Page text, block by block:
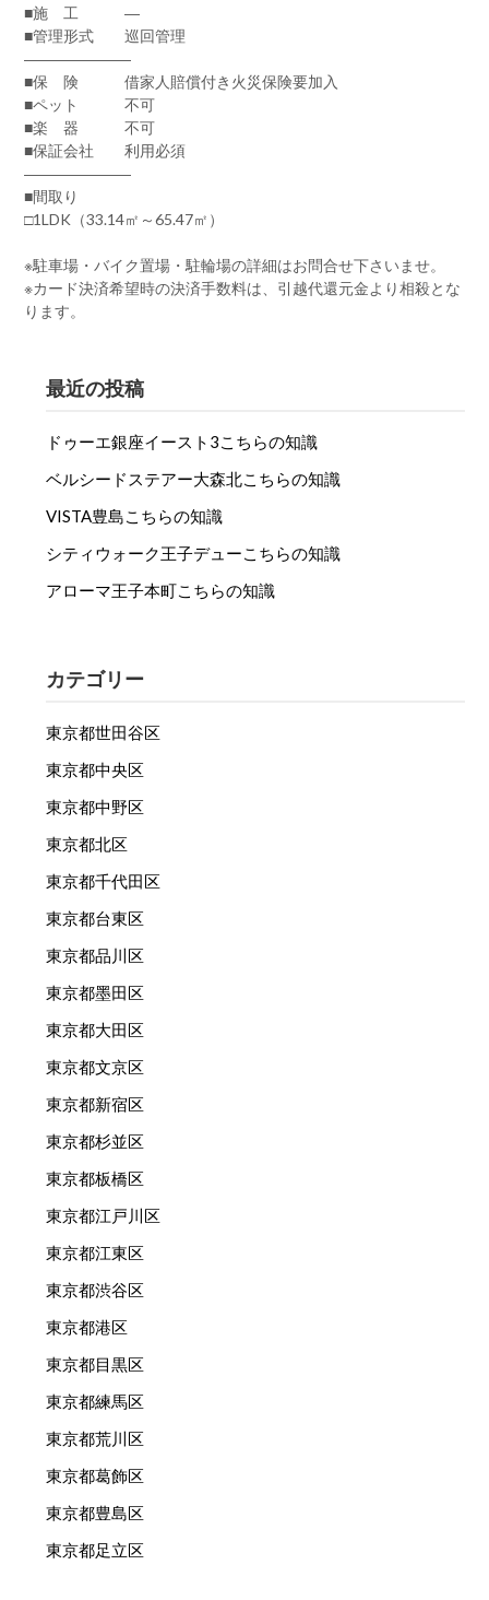
■施 工 ―
■管理形式 巡回管理
―――――――
■保 険 借家人賠償付き火災保険要加入
■ペット 不可
■楽 器 不可
■保証会社 利用必須
―――――――
■間取り
□1LDK（33.14㎡～65.47㎡）
※駐車場・バイク置場・駐輪場の詳細はお問合せ下さいませ。
※カード決済希望時の決済手数料は、引越代還元金より相殺とな
ります。
最近の投稿
ドゥーエ銀座イースト3こちらの知識
ベルシードステアー大森北こちらの知識
VISTA豊島こちらの知識
シティウォーク王子デューこちらの知識
アローマ王子本町こちらの知識
カテゴリー
東京都世田谷区
東京都中央区
東京都中野区
東京都北区
東京都千代田区
東京都台東区
東京都品川区
東京都墨田区
東京都大田区
東京都文京区
東京都新宿区
東京都杉並区
東京都板橋区
東京都江戸川区
東京都江東区
東京都渋谷区
東京都港区
東京都目黒区
東京都練馬区
東京都荒川区
東京都葛飾区
東京都豊島区
東京都足立区